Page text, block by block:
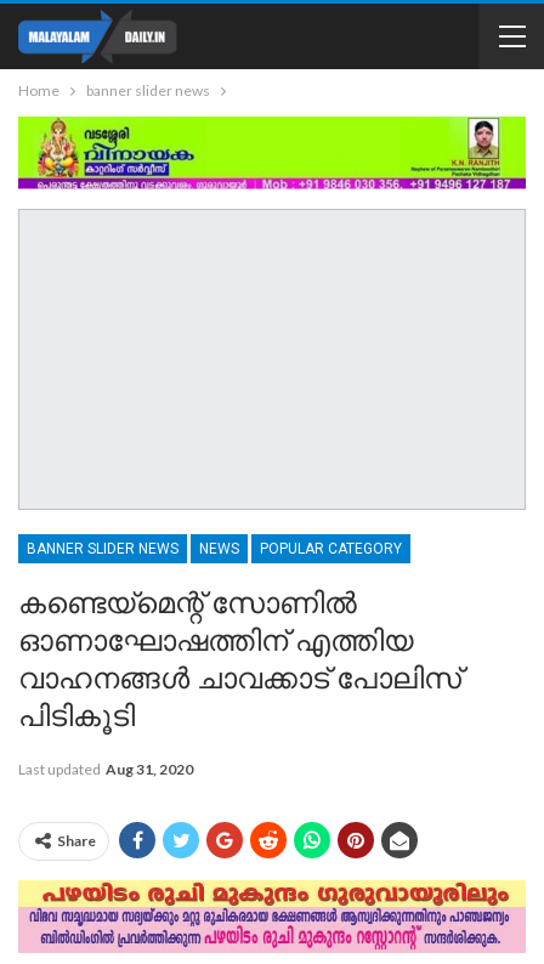
Home banner slider news
BANNER SLIDER NEWS NEWS POPULAR CATEGORY
കണ്ടെയ്‌മെന്റ് സോണില്‍
ഓണാഘോഷത്തിന്‌ എത്തിയ
വാഹനങ്ങള്‍ ചാവക്കാട് പോലിസ്
പിടികൂടി
Last updated Aug 31, 2020
Share